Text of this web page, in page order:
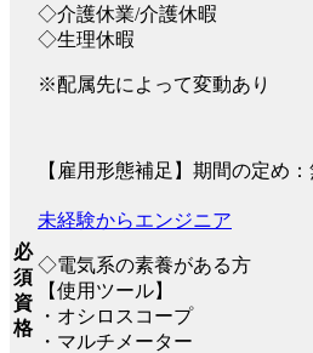
◇介護休業/介護休暇
◇生理休暇
※配属先によって変動あり
【雇用形態補足】期間の定め
必
須
資
格
未経験からエンジニア
◇電気系の素養がある方
【使用ツール】
・オシロスコープ
・マルチメーター